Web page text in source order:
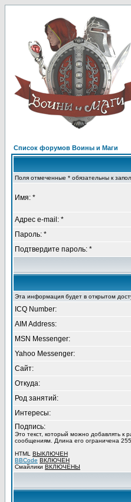
Список форумов Воины и Маги
Поля отмеченные * обязательны к
Имя: *
Адрес e-mail: *
Пароль: *
Подтвердите пароль: *
Эта информация будет в открытом
ICQ Number:
AIM Address:
MSN Messenger:
Yahoo Messenger:
Сайт:
Откуда:
Род занятий:
Интересы:
Подпись:
Это текст, который можно добавлять к
сообщениям. Длина его ограничена
HTML ВЫКЛЮЧЕН
BBCode ВКЛЮЧЕН
Смайлики ВКЛЮЧЕНЫ